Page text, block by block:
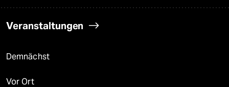
Veranstaltungen
Demnächst
Vor Ort